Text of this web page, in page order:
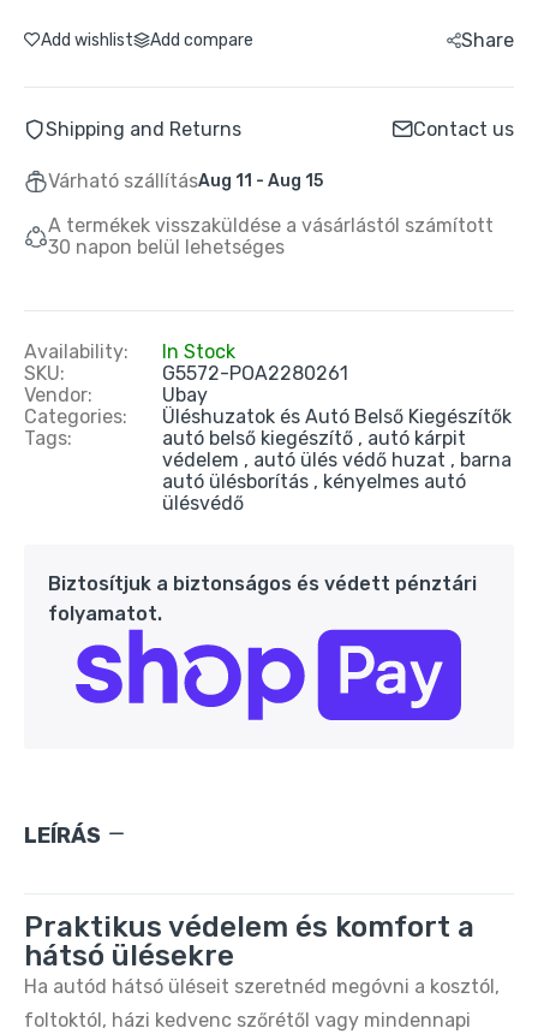
Add wishlist Add compare Share
Shipping and Returns Contact us
Várható szállításAug 11 - Aug 15
A termékek visszaküldése a vásárlástól számított
30 napon belül lehetséges
Availability:
In Stock
SKU:
G5572-POA2280261
Vendor:
Ubay
Categories:
Üléshuzatok és Autó Belső Kiegészítők
Tags:
autó belső kiegészítő
autó kárpit
védelem
autó ülés védő huzat
barna
autó ülésborítás
kényelmes autó
ülésvédő
Biztosítjuk a biztonságos és védett pénztári
folyamatot.
LEÍRÁS
Praktikus védelem és komfort a
hátsó ülésekre
Ha autód hátsó üléseit szeretnéd megóvni a kosztól,
foltoktól, házi kedvenc szőrétől vagy mindennapi